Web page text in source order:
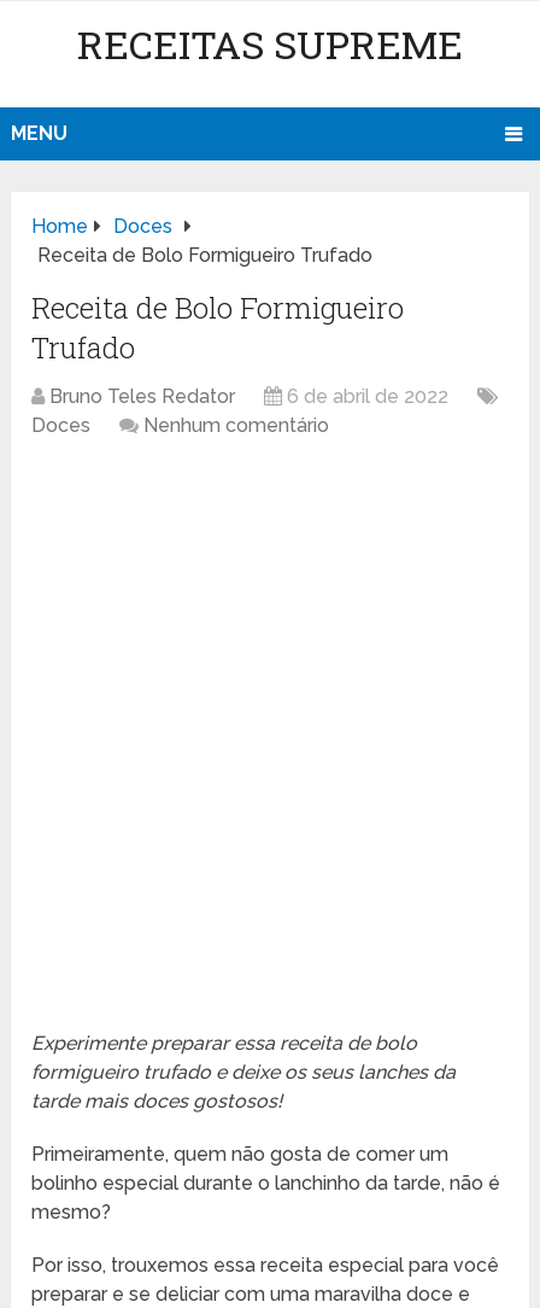
RECEITAS SUPREME
MENU
Home
Doces
Receita de Bolo Formigueiro Trufado
Receita de Bolo Formigueiro
Trufado
Bruno Teles Redator
6 de abril de 2022
Doces
Nenhum comentário
Experimente preparar essa receita de bolo
formigueiro trufado e deixe os seus lanches da
tarde mais doces gostosos!
Primeiramente, quem não gosta de comer um
bolinho especial durante o lanchinho da tarde, não é
mesmo?
Por isso, trouxemos essa receita especial para você
preparar e se deliciar com uma maravilha doce e